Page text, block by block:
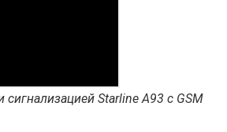
Starline A93 с GSM